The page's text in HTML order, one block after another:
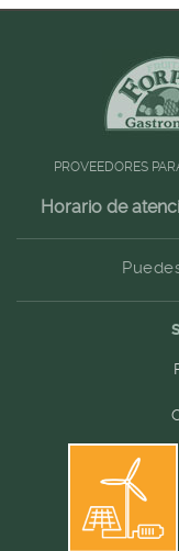
PROVEEDORES
Horario de